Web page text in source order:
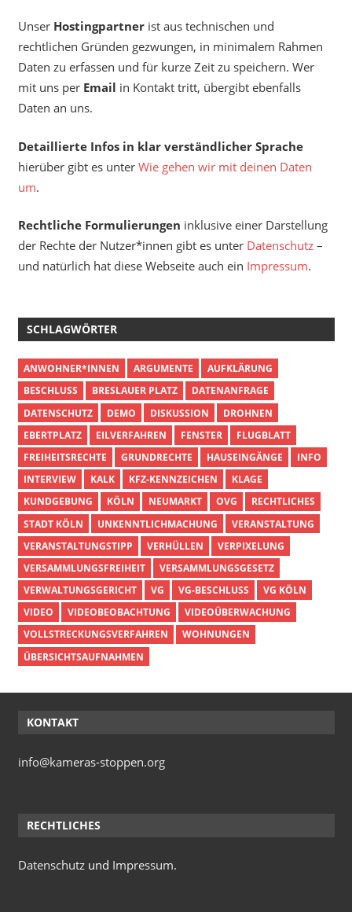
Unser Hostingpartnerist aus technischen und
rechtlichen Gründen gezwungen, in minimalem Rahmen
Daten zu erfassen und für kurze Zeit zu speichern. Wer
mit uns per Email in Kontakt tritt, übergibt ebenfalls
Daten an uns.
Detaillierte Infos in klar verständlicher Sprache
hierüber gibt es unter Wie gehen wir mit deinen Daten
um.
Rechtliche Formulierungen inklusive einer Darstellung
der Rechte der Nutzer*innen gibt es unter Datenschutz–
und natürlich hat diese Webseite auch ein Impressum.
SCHLAGWÖRTER
ANWOHNER*INNEN ARGUMENTE
AUFKLÄRUNG
BESCHLUSS
BRESLAUER PLATZ
DATENANFRAGE
DATENSCHUTZ
DEMO DISKUSSION
DROHNEN
EBERTPLATZ
EILVERFAHREN FENSTER
FLUGBLATT
FREIHEITSRECHTE
GRUNDRECHTE HAUSEINGÄNGE
INFO
INTERVIEW
KALK KFZ-KENNZEICHEN
KLAGE
KUNDGEBUNG
KÖLN NEUMARKT OVG
RECHTLICHES
STADT KÖLN
UNKENNTLICHMACHUNG
VERANSTALTUNG
VERANSTALTUNGSTIPP
VERHÜLLEN
VERPIXELUNG
VERSAMMLUNGSFREIHEIT
VERSAMMLUNGSGESETZ
VERWALTUNGSGERICHT
VG VG-BESCHLUSS
VG KÖLN
VIDEO
VIDEOBEOBACHTUNG
VIDEOÜBERWACHUNG
VOLLSTRECKUNGSVERFAHREN
WOHNUNGEN
ÜBERSICHTSAUFNAHMEN
KONTAKT
info@kameras-stoppen.org
RECHTLICHES
Datenschutzund Impressum.